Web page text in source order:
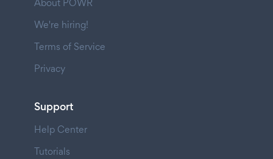
About POWR
We're hiring!
Terms of Service
Privacy
Support
Help Center
Tutorials